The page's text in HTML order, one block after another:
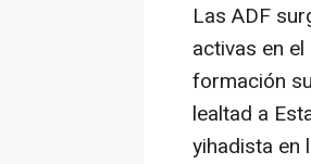
Las ADF
activas en
formación
lealtad a
yihadista en